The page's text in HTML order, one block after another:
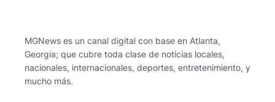
MGNews es un canal digital con base en Atlanta,
Georgia; que cubre toda clase de noticias locales,
nacionales, internacionales, deportes, entretenimiento, y
mucho más.